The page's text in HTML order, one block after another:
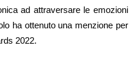
ad attraversare le emozioni
ha ottenuto una menzione per
2022.